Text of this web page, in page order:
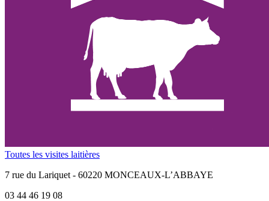
Toutes les visites laitières
7 rue du Lariquet - 60220 MONCEAUX-L’ABBAYE
03 44 46 19 08